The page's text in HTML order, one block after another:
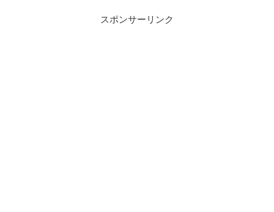
スポンサーリンク